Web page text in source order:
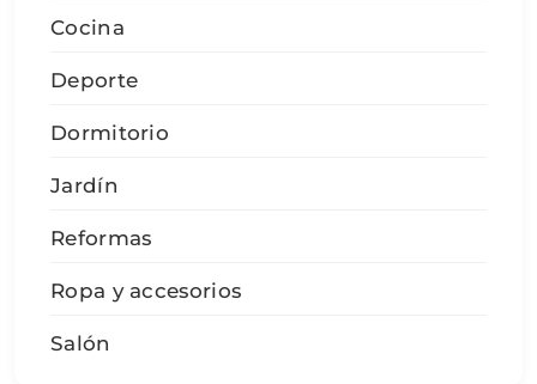
Cocina
Deporte
Dormitorio
Jardín
Reformas
Ropa y accesorios
Salón